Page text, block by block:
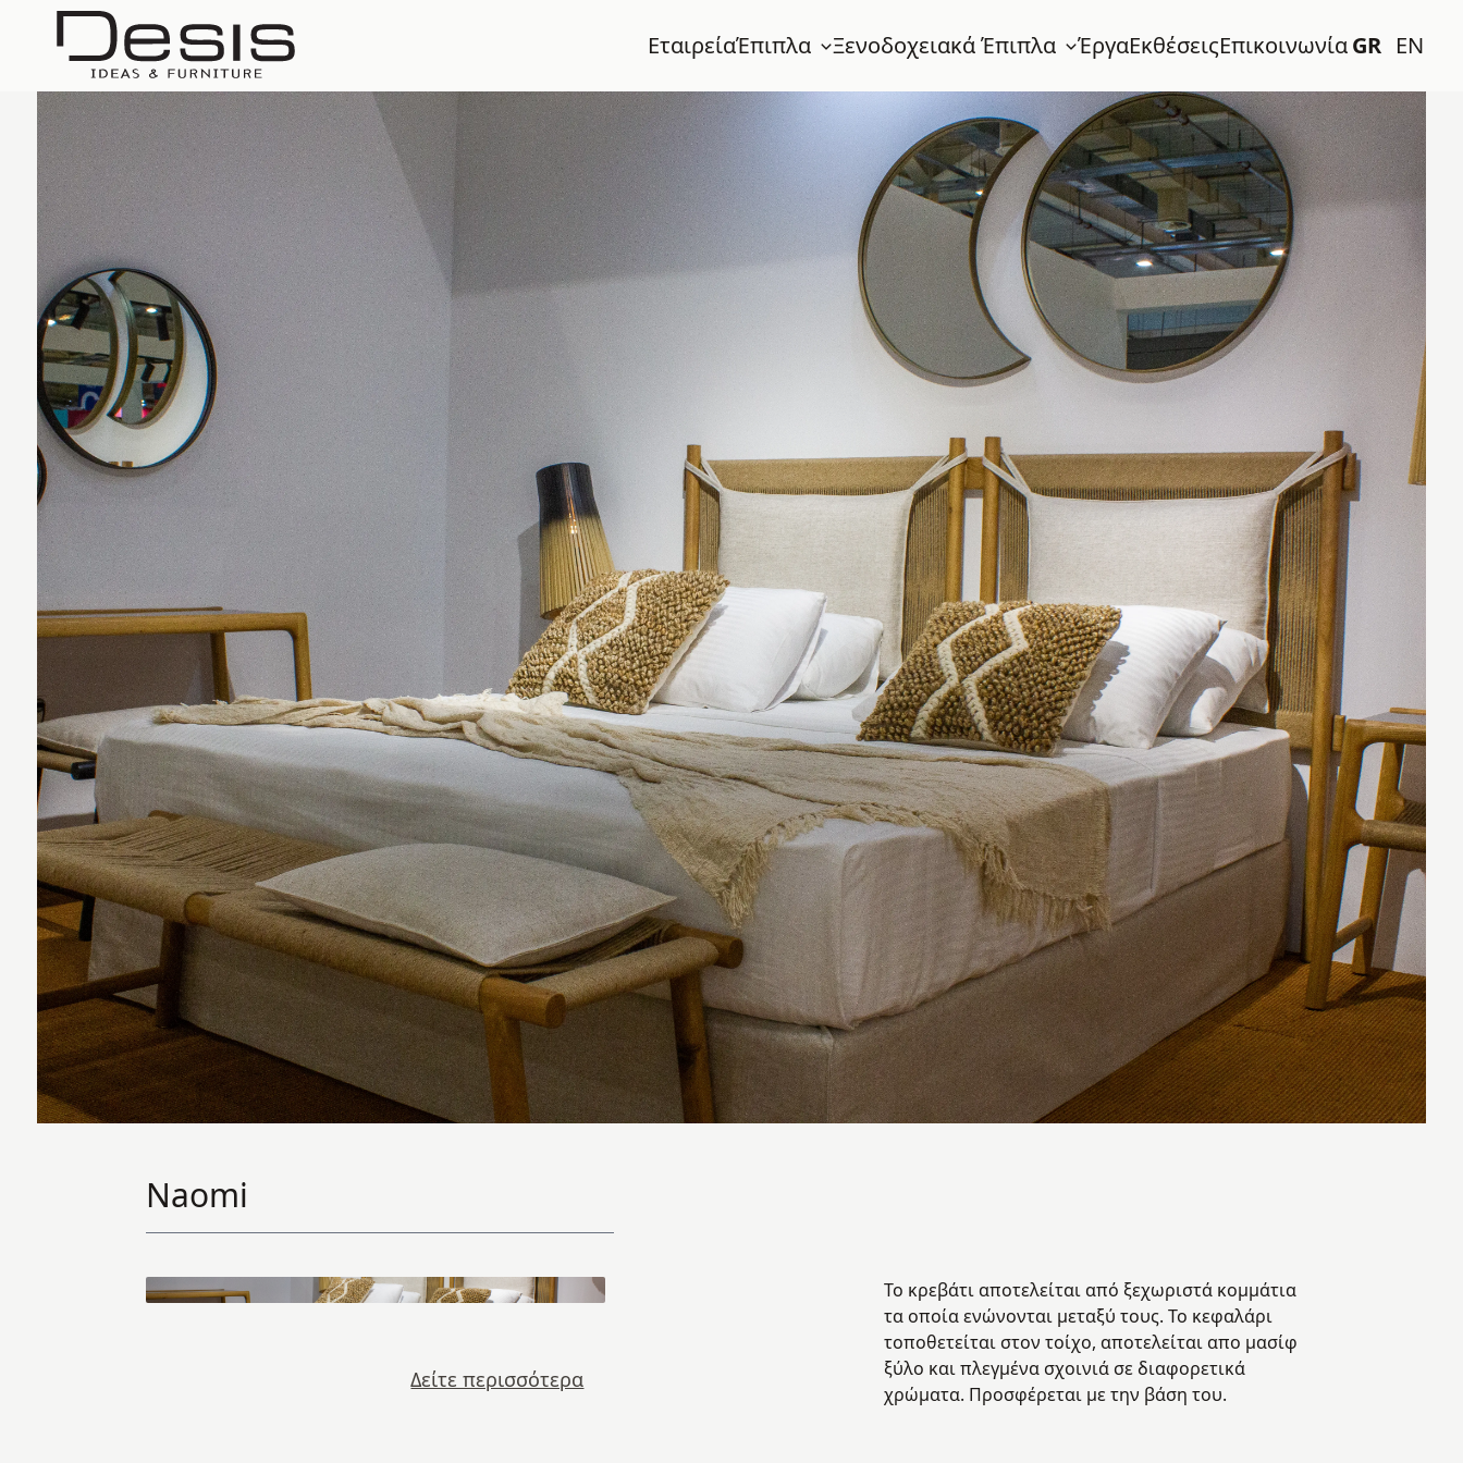
ΕταιρείαΈπιπλα Ξενοδοχειακά Έπιπλα ΈργαΕκθέσειςΕπικοινωνίαGR EN
Naomi
Το κρεβάτι αποτελείται από ξεχωριστά κομμάτια
τα οποία ενώνονται μεταξύ τους. Το κεφαλάρι
τοποθετείται στον τοίχο, αποτελείται απο μασίφ
ξύλο και πλεγμένα σχοινιά σε διαφορετικά
χρώματα. Προσφέρεται με την βάση του.
Δείτε περισσότερα